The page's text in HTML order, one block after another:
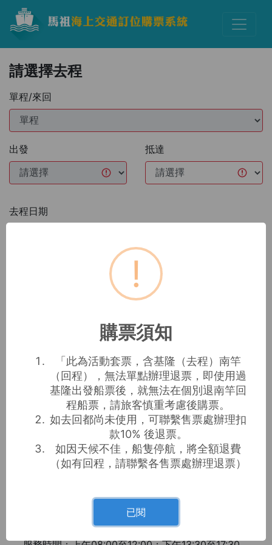
請選擇去程
單程/來回
出發 抵達
去程日期
回程日期
連江縣交通旅遊局版權所有
客服電話：0800-888230
!
購票須知
「此為活動套票，含基隆（去程）南竿
（回程），無法單點辦理退票，即使用過
基隆出發船票後，就無法在個別退南竿回
程船票，請旅客慎重考慮後購票。
如去回都尚未使用，可聯繫售票處辦理扣
款10% 後退票。
如因天候不佳，船隻停航，將全額退費
（如有回程，請聯繫各售票處辦理退票）
已閱